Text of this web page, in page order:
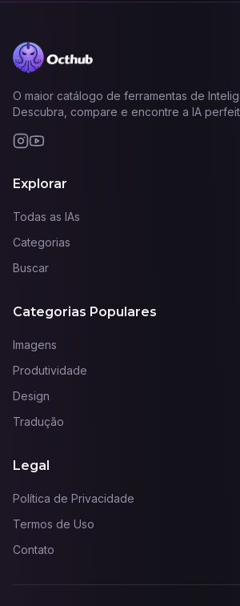
O maior catálogo de ferramentas de
Descubra, compare e encontre a IA
Explorar
Todas as IAs
Categorias
Buscar
Categorias Populares
Imagens
Produtividade
Design
Tradução
Legal
Política de Privacidade
Termos de Uso
Contato